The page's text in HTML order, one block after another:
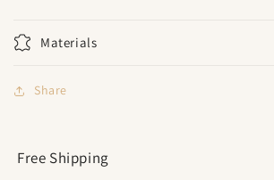
Materials
Share
Free Shipping